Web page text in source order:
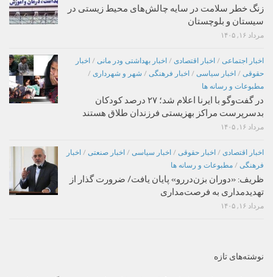
زنگ خطر سلامت در سایه چالش‌های محیط زیستی در
سیستان و بلوچستان
مرداد ۱۶, ۱۴۰۵
اخبار اجتماعی / اخبار اقتصادی / اخبار بهداشتی ودر مانی / اخبار
حقوقی / اخبار سیاسی / اخبار فرهنگی / شهر و شهرداری /
مطبوعات و رسانه ها
در گفت‌وگو با ایرنا اعلام شد؛ ۲۷ درصد کودکان
بدسرپرست مراکز بهزیستی فرزندان طلاق هستند
مرداد ۱۶, ۱۴۰۵
اخبار اقتصادی / اخبار حقوقی / اخبار سیاسی / اخبار صنعتی / اخبار
فرهنگی / مطبوعات و رسانه ها
ظریف: «دوران بزن‌دررو» پایان یافت/ ضرورت گذار از
تهدیدمداری به فرصت‌مداری
مرداد ۱۶, ۱۴۰۵
نوشته‌های تازه